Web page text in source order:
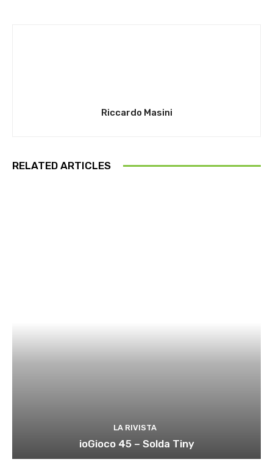
Riccardo Masini
RELATED ARTICLES
LA RIVISTA
ioGioco 45 – Solda Tiny